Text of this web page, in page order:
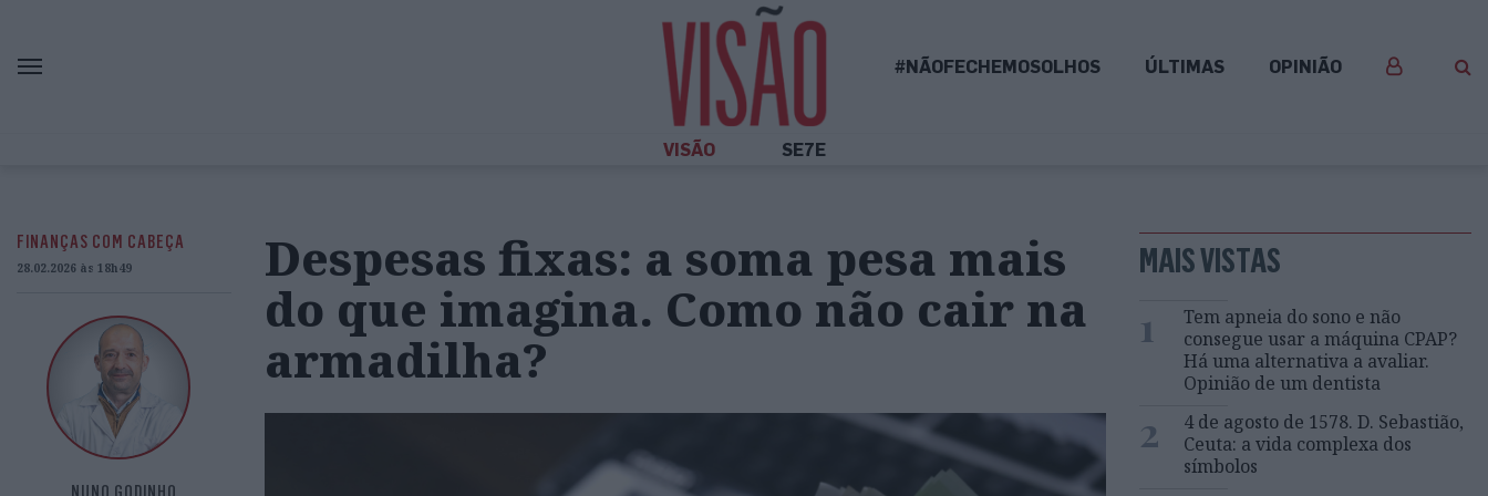
#NÃOFECHEMOSOLHOS ÚLTIMAS OPINIÃO
VISÃO SE7E
FINANÇAS COM CABEÇA
28.02.2026 às 18h49
Despesas fixas: a soma pesa mais
do que imagina. Como não cair na
armadilha?
MAIS VISTAS
1
Tem apneia do sono e não
consegue usar a máquina CPAP?
Há uma alternativa a avaliar.
Opinião de um dentista
2
4 de agosto de 1578. D. Sebastião,
Ceuta: a vida complexa dos
símbolos